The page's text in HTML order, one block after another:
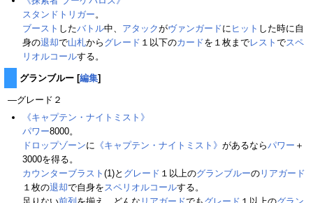
スタンドトリガー 。
ブースト したバトル中、 アタックがヴァンガードに ヒット した時に自
身の退却で山札から グレード １以下のカードを１枚までレスト でスペ
リオルコールする。
グランブルー [編集]
―グレード２
《キャプテン・ナイトミスト》
パワー8000。
ドロップゾーンに 《キャプテン・ナイトミスト》 があるならパワー ＋
3000を得る。
カウンターブラスト (1)と グレード １以上のグランブルーの リアガード
１枚の退却で自身を スペリオルコールする。